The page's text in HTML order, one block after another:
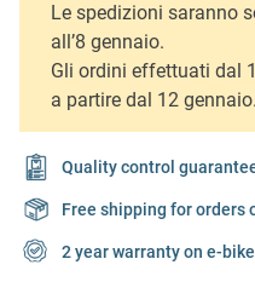
Le spedizioni saranno
all’8 gennaio.
Gli ordini effettuati dal
a partire dal 12 gennaio.
Quality control
Free shipping for orders
2 year warranty on e-